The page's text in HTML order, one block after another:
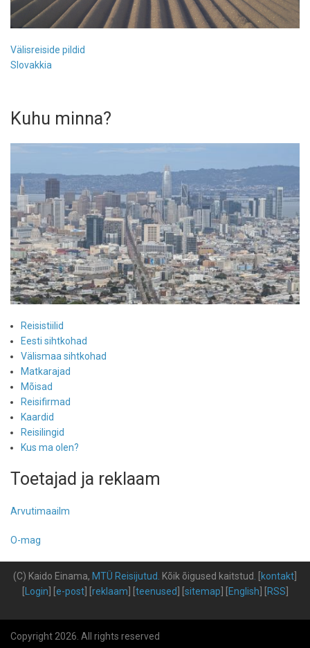
Välisreiside pildid
Slovakkia
Kuhu minna?
Reisistiilid
Eesti sihtkohad
Välismaa sihtkohad
Matkarajad
Mõisad
Reisifirmad
Kaardid
Reisilingid
Kus ma olen?
Toetajad ja reklaam
Arvutimaailm
O-mag
(C) Kaido Einama, MTÜ Reisijutud. Kõik õigused kaitstud. kontakt
Login e-post] [ reklaam teenused sitemap English RSS
Copyright 2026. All rights reserved